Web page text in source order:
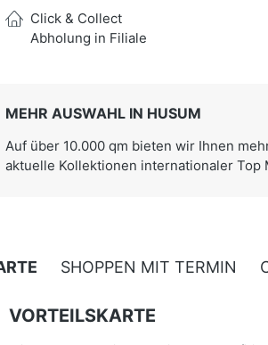
Click & Collect
Abholung in Filiale
MEHR AUSWAHL IN HUSUM
Auf über 10.000 qm bieten wir Ihnen
aktuelle Kollektionen internationaler Top
SHOPPEN MIT TERMIN
VORTEILSKARTE